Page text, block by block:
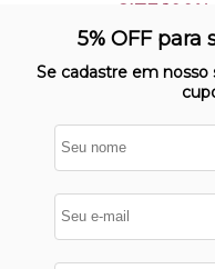
SITE 100%
Nosso site
protegido
5% OFF
Se cadastre em